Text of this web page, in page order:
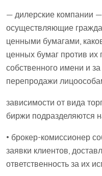
— дилерские компании —
осуществляющие
ценными бумагами,
ценных бумаг против их
собственного имени и
перепродажи
зависимости от вида
биржи подразделяются
• брокер-комиссионер
заявки клиентов,
ответственность за их